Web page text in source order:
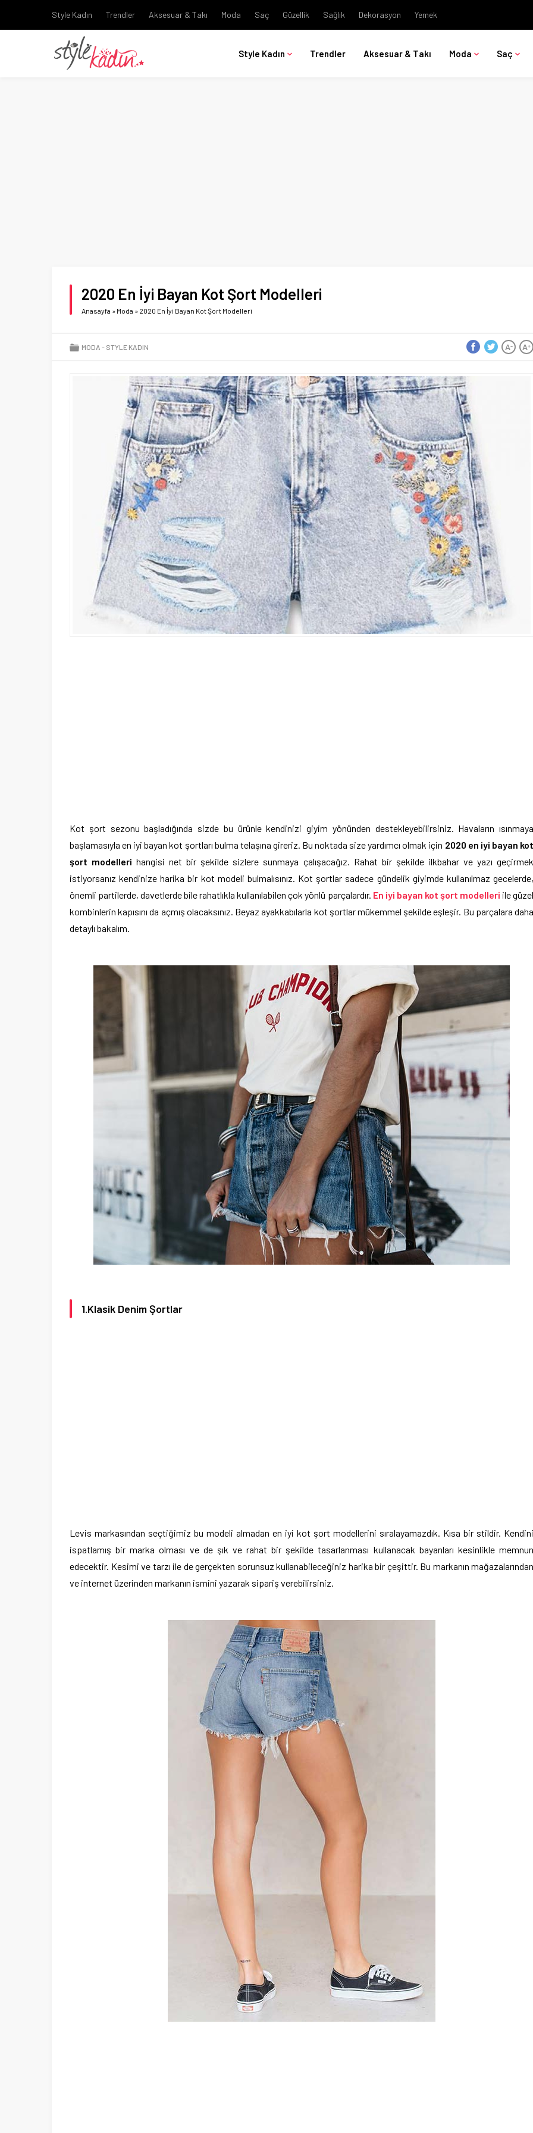
Style Kadın Trendler Aksesuar & Takı Moda Saç Güzellik Sağlık Dekorasyon Yemek
Style Kadın Trendler Aksesuar & Takı Moda Saç
2020 En İyi Bayan Kot Şort Modelleri
Anasayfa » Moda » 2020 En İyi Bayan Kot Şort Modelleri
MODA STYLE KADIN A+
A-
Kot şort sezonu başladığında sizde bu ürünle kendinizi giyim yönünden destekleyebilirsiniz. Havaların ısınmaya
başlamasıyla en iyi bayan kot şortları bulma telaşına gireriz. Bu noktada size yardımcı olmak için 2020 en iyi bayan kot
şort modelleri hangisi net bir şekilde sizlere sunmaya çalışacağız. Rahat bir şekilde ilkbahar ve yazı geçirmek
istiyorsanız kendinize harika bir kot modeli bulmalısınız. Kot şortlar sadece gündelik giyimde kullanılmaz gecelerde,
önemli partilerde, davetlerde bile rahatlıkla kullanılabilen çok yönlü parçalardır. En iyi bayan kot şort modelleri ile güzel
kombinlerin kapısını da açmış olacaksınız. Beyaz ayakkabılarla kot şortlar mükemmel şekilde eşleşir. Bu parçalara daha
detaylı bakalım.
1.Klasik Denim Şortlar
Levis markasından seçtiğimiz bu modeli almadan en iyi kot şort modellerini sıralayamazdık. Kısa bir stildir. Kendini
ispatlamış bir marka olması ve de şık ve rahat bir şekilde tasarlanması kullanacak bayanları kesinlikle memnun
edecektir. Kesimi ve tarzı ile de gerçekten sorunsuz kullanabileceğiniz harika bir çeşittir. Bu markanın mağazalarından
ve internet üzerinden markanın ismini yazarak sipariş verebilirsiniz.